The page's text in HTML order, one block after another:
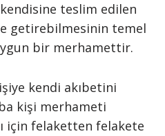
kendisine teslim edilen
getirebilmesinin temel
uygun bir merhamettir.
kendi akıbetini
kişi merhameti
için felaketten felakete